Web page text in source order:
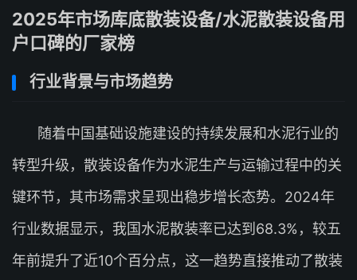
2025年市场库底散装设备/水泥散装设备用
户口碑的厂家榜
行业背景与市场趋势
随着中国基础设施建设的持续发展和水泥行业的
转型升级，散装设备作为水泥生产与运输过程中的关
键环节，其市场需求呈现出稳步增长态势。2024年
行业数据显示，我国水泥散装率已达到68.3%，较五
年前提升了近10个百分点，这一趋势直接推动了散装